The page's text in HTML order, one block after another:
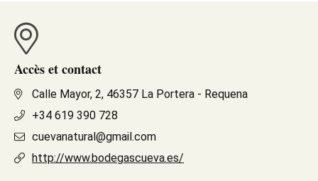
Accès et contact
Calle Mayor, 2, 46357 La Portera - Requena
+34 619 390 728
cuevanatural@gmail.com
http://www.bodegascueva.es/